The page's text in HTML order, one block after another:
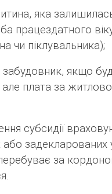
яка
працездатного
чи піклувальника);
забудовник, якщо
плата за
субсидії
або
за
.